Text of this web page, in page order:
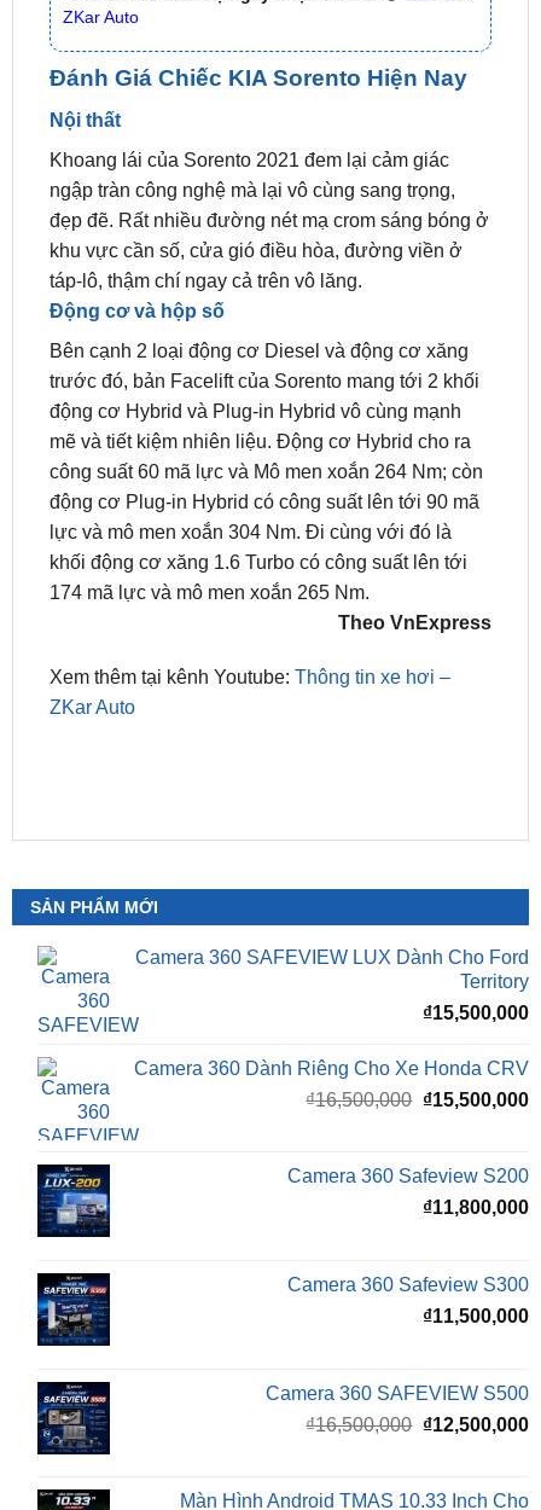
Đánh Giá Chiếc KIA Sorento Hiện Nay
Nội thất
ngập tràn công nghệ mà lại vô cùng sang trọng,
đẹp đẽ. Rất nhiều đường nét mạ crom sáng bóng ở
khu vực cần số, cửa gió điều hòa, đường viền ở
táp-lô, thậm chí ngay cả trên vô lăng.
Động cơ và hộp số
Bên cạnh 2 loại động cơ Diesel và động cơ xăng
trước đó, bản Facelift của Sorento mang tới 2 khối
động cơ Hybrid và Plug-in Hybrid vô cùng mạnh
mẽ và tiết kiệm nhiên liệu. Động cơ Hybrid cho ra
công suất 60 mã lực và Mô men xoắn 264 Nm; còn
động cơ Plug-in Hybrid có công suất lên tới 90 mã
lực và mô men xoắn 304 Nm. Đi cùng với đó là
khối động cơ xăng 1.6 Turbo có công suất lên tới
174 mã lực và mô men xoắn 265 Nm.
Theo VnExpress
Thông tin xe hơi –
SẢN PHẨM MỚI
Camera 360 SAFEVIEW LUX Dành Cho Ford
₫15,500,000
Camera 360 Dành Riêng Cho Xe Honda CRV
gốc
₫16,500,000.
Camera 360 Safeview S200
Camera 360 Safeview S300
Camera 360 SAFEVIEW S500
gốc
₫16,500,000.
Màn Hình Android TMAS 10.33 Inch Cho
₫8,000,000